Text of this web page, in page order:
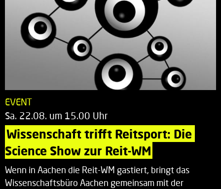
EVENT
Sa. 22.08. um 15.00 Uhr
Wissenschaft trifft Reitsport: Die
Science Show zur Reit-WM
Wenn in Aachen die Reit-WM gastiert, bringt das
Wissenschaftsbüro Aachen gemeinsam mit der